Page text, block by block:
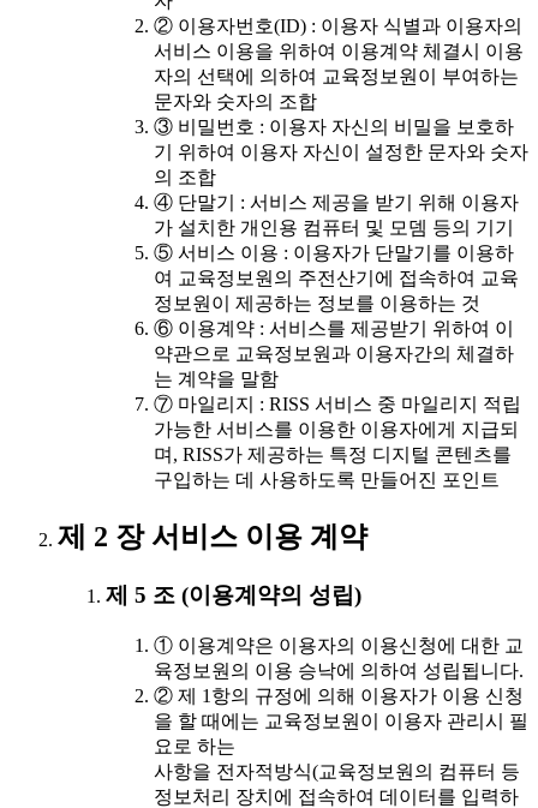
② 이용자번호(ID) : 이용자 식별과 이용자의
서비스 이용을 위하여 이용계약 체결시 이용
자의 선택에 의하여 교육정보원이 부여하는
문자와 숫자의 조합
③ 비밀번호 : 이용자 자신의 비밀을 보호하
기 위하여 이용자 자신이 설정한 문자와 숫자
의 조합
④ 단말기 : 서비스 제공을 받기 위해 이용자
가 설치한 개인용 컴퓨터 및 모뎀 등의 기기
⑤ 서비스 이용 : 이용자가 단말기를 이용하
여 교육정보원의 주전산기에 접속하여 교육
정보원이 제공하는 정보를 이용하는 것
⑥ 이용계약 : 서비스를 제공받기 위하여 이
약관으로 교육정보원과 이용자간의 체결하
는 계약을 말함
⑦ 마일리지 : RISS 서비스 중 마일리지 적립
가능한 서비스를 이용한 이용자에게 지급되
며, RISS가 제공하는 특정 디지털 콘텐츠를
구입하는 데 사용하도록 만들어진 포인트
제 2 장 서비스 이용 계약
제 5 조 (이용계약의 성립)
① 이용계약은 이용자의 이용신청에 대한 교
육정보원의 이용 승낙에 의하여 성립됩니다.
② 제 1항의 규정에 의해 이용자가 이용 신청
을 할 때에는 교육정보원이 이용자 관리시 필
요로 하는
사항을 전자적방식(교육정보원의 컴퓨터 등
정보처리 장치에 접속하여 데이터를 입력하